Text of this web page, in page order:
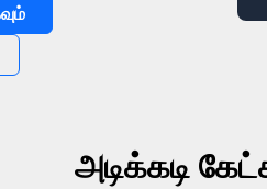
அடிக்கடி